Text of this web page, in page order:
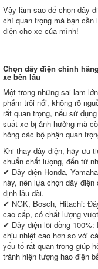
Vậy làm sao để chọn dây
chí quan trọng mà bạn
điện cho xe của mình!
Chọn dây điện chính
xe bền lâu
Một trong những sai lầm
phẩm trôi nổi, không rõ
rất quan trọng, nếu sử
suất xe bị ảnh hưởng mà
hỏng các bộ phận quan
Khi thay dây điện, hãy ưu
chuẩn chất lượng, đến từ
✔ Dây điện Honda,
này, nên lựa chọn dây
định lâu dài.
✔ NGK, Bosch, Hitachi:
cao cấp, có chất lượng
✔ Dây điện lõi đồng 100%:
chịu nhiệt cao hơn so với
yếu tố rất quan trọng giúp
tránh hiện tượng hao điện